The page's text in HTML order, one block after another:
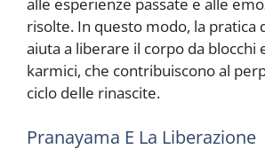
risolte. In questo modo, la pratica
aiuta a liberare il corpo da blocchi
karmici, che contribuiscono al
ciclo delle rinascite.
Pranayama E La Liberazione